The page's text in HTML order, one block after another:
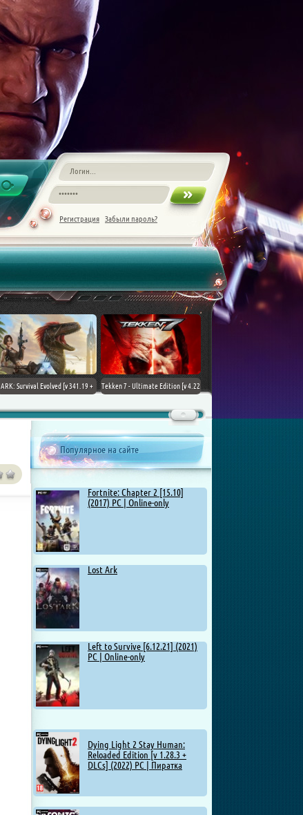
Регистрация Забыли пароль?
ARK: Survival Evolved [v 341.19 +
Tekken 7 - Ultimate Edition [v 4.22
Chovka
Популярное на сайте
Fortnite: Chapter 2 [15.10]
(2017) PC | Online-only
Lost Ark
Left to Survive [6.12.21] (2021)
PC | Online-only
Dying Light 2 Stay Human:
Reloaded Edition [v 1.28.3 +
DLCs] (2022) PC | Пиратка